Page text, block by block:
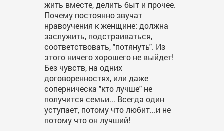
жить вместе, делить быт и прочее.
Почему постоянно звучат
нравоучения к женщине: должна
заслужить, подстраиваться,
соответствовать, "потянуть". Из
этого ничего хорошего не выйдет!
Без чувств, на одних
договоренностях, или даже
соперническа "кто лучше" не
получится семьи... Всегда один
уступает, потому что любит...и не
потому что он лучший!